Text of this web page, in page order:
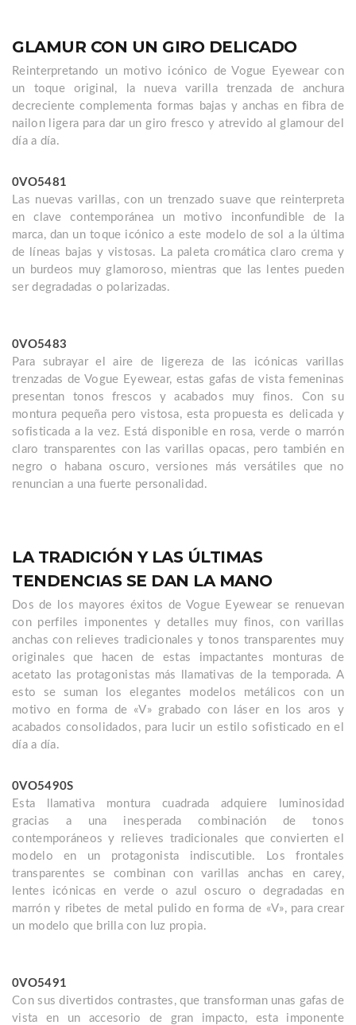
GLAMUR CON UN GIRO DELICADO
Reinterpretando un motivo icónico de Vogue Eyewear con
un toque original, la nueva varilla trenzada de anchura
decreciente complementa formas bajas y anchas en fibra de
nailon ligera para dar un giro fresco y atrevido al glamour del
día a día.
0VO5481
Las nuevas varillas, con un trenzado suave que reinterpreta
en clave contemporánea un motivo inconfundible de la
marca, dan un toque icónico a este modelo de sol a la última
de líneas bajas y vistosas. La paleta cromática claro crema y
un burdeos muy glamoroso, mientras que las lentes pueden
ser degradadas o polarizadas.
0VO5483
Para subrayar el aire de ligereza de las icónicas varillas
trenzadas de Vogue Eyewear, estas gafas de vista femeninas
presentan tonos frescos y acabados muy finos. Con su
montura pequeña pero vistosa, esta propuesta es delicada y
sofisticada a la vez. Está disponible en rosa, verde o marrón
claro transparentes con las varillas opacas, pero también en
negro o habana oscuro, versiones más versátiles que no
renuncian a una fuerte personalidad.
LA TRADICIÓN Y LAS ÚLTIMAS
TENDENCIAS SE DAN LA MANO
Dos de los mayores éxitos de Vogue Eyewear se renuevan
con perfiles imponentes y detalles muy finos, con varillas
anchas con relieves tradicionales y tonos transparentes muy
originales que hacen de estas impactantes monturas de
acetato las protagonistas más llamativas de la temporada. A
esto se suman los elegantes modelos metálicos con un
motivo en forma de «V» grabado con láser en los aros y
acabados consolidados, para lucir un estilo sofisticado en el
día a día.
0VO5490S
Esta llamativa montura cuadrada adquiere luminosidad
gracias a una inesperada combinación de tonos
contemporáneos y relieves tradicionales que convierten el
modelo en un protagonista indiscutible. Los frontales
transparentes se combinan con varillas anchas en carey,
lentes icónicas en verde o azul oscuro o degradadas en
marrón y ribetes de metal pulido en forma de «V», para crear
un modelo que brilla con luz propia.
0VO5491
Con sus divertidos contrastes, que transforman unas gafas de
vista en un accesorio de gran impacto, esta imponente